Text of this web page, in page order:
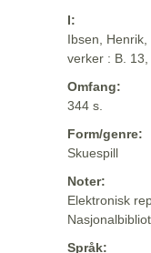
I:
Ibsen,
verker : B.
Omfang:
344 s.
Form/genre:
Skuespill
Noter:
Elektronisk
Språk: